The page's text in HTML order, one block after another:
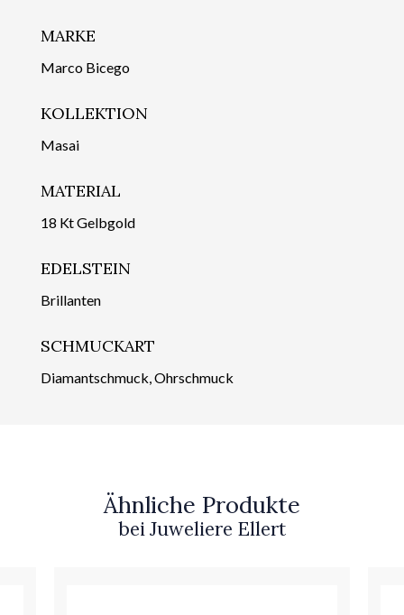
MARKE
Marco Bicego
KOLLEKTION
Masai
MATERIAL
18 Kt Gelbgold
EDELSTEIN
Brillanten
SCHMUCKART
Diamantschmuck, Ohrschmuck
Ähnliche Produkte
bei Juweliere Ellert